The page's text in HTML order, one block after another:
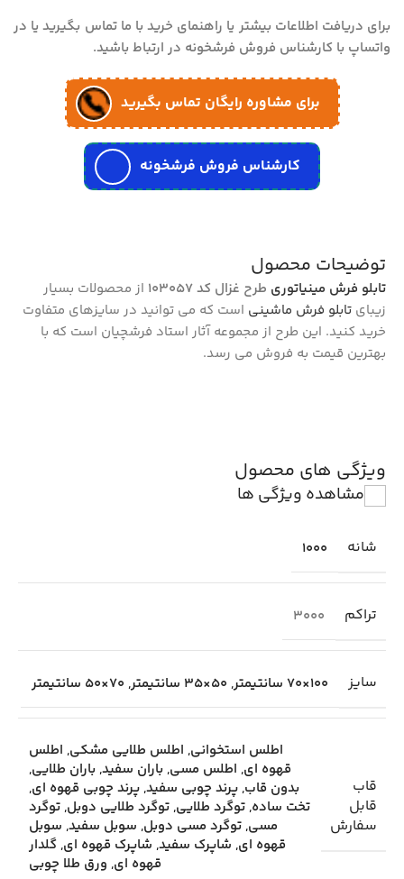
برای دریافت اطلاعات بیشتر یا راهنمای خرید با ما تماس بگیرید یا در
واتساپ با کارشناس فروش فرشخونه در ارتباط باشید.
برای مشاوره رایگان تماس بگیرید
کارشناس فروش فرشخونه
توضیحات محصول
تابلو فرش مینیاتوری طرح غزال کد 103057
از محصولات بسیار
زیبای تابلو فرش ماشینی است که می توانید در سایزهای متفاوت
خرید کنید. این طرح از مجموعه آثار استاد فرشچیان است که با
بهترین قیمت به فروش می رسد.
ویژگی های محصول
مشاهده ویژگی ها
شانه 1000
تراکم 3000
سایز 100×70 سانتیمتر , 50×35 سانتیمتر , 70×50 سانتیمتر
قاب
قابل
سفارش
اطلس استخوانی, اطلس طلایی مشکی, اطلس
قهوه ای, اطلس مسی,باران سفید,باران طلایی,
بدون قاب,پرند چوبی سفید,پرند چوبی قهوه ای,
تخت ساده,توگرد طلایی,توگرد طلایی دوبل,توگرد
مسی,توگرد مسی دوبل, سوبل سفید, سوبل
قهوه ای, شاپرک سفید, شاپرک قهوه ای,گلدار
قهوه ای, ورق طلا چوبی